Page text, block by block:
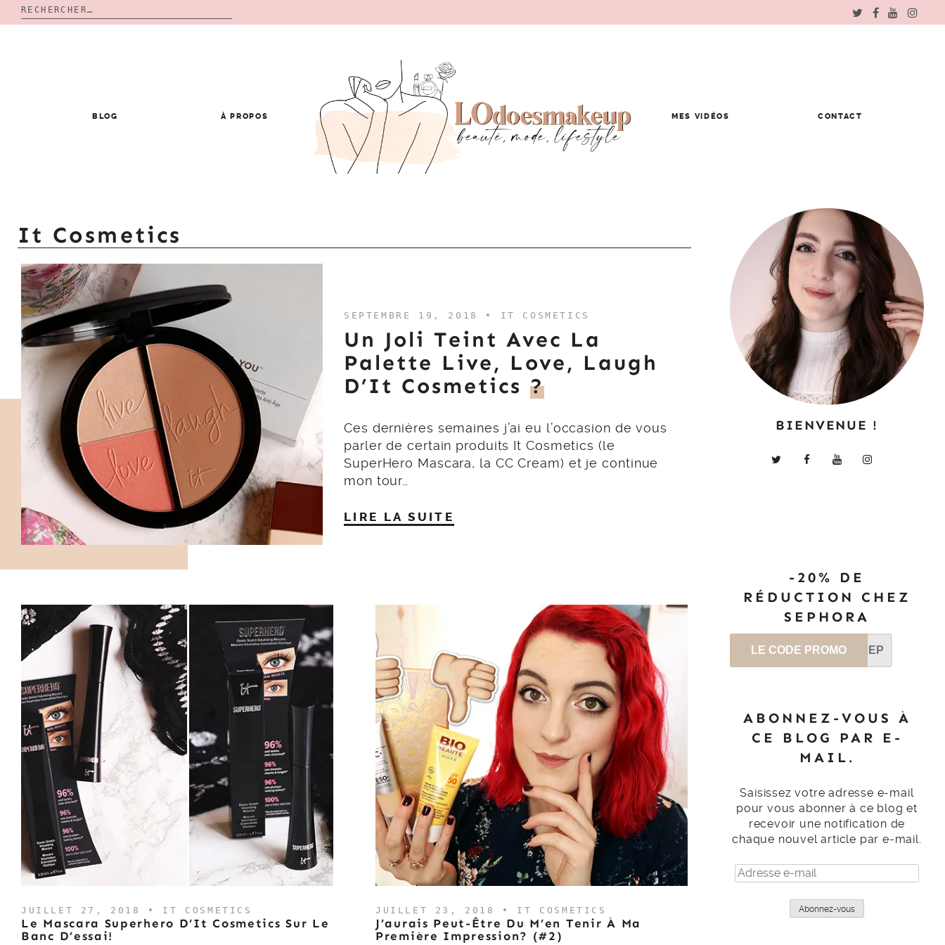
Rechercher :
BLOG À PROPOS MES VIDÉOS CONTACT
It Cosmetics
SEPTEMBRE 19, 2018 • IT COSMETICS
Un Joli Teint Avec La
Palette Live, Love, Laugh
D’It Cosmetics ?
Ces dernières semaines j’ai eu l’occasion de vous
parler de certain produits It Cosmetics (le
SuperHero Mascara, la CC Cream) et je continue
mon tour…
LIRE LA SUITE
JUILLET 27, 2018 • IT COSMETICS
Le Mascara Superhero D’It Cosmetics Sur Le
Banc D’essai!
JUILLET 23, 2018 • IT COSMETICS
J’aurais Peut-Être Du M’en Tenir À Ma
Première Impression? (#2)
BIENVENUE !
-20% DE
RÉDUCTION CHEZ
SEPHORA
LE CODE PROMO SEP
ABONNEZ-VOUS À
CE BLOG PAR E-
MAIL.
Saisissez votre adresse e-mail
pour vous abonner à ce blog et
recevoir une notification de
chaque nouvel article par e-mail.
Adresse
e-
Abonnez-vous